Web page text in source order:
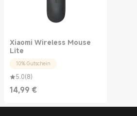
Xiaomi Wireless Mouse
Lite
10% Gutschein
5.0(8)
14,99 €
Current Price €14.99